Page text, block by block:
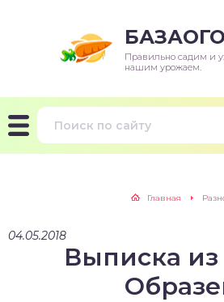
Правильно садим и
нашим урожаем.
Главная
04.05.2018
Выписка